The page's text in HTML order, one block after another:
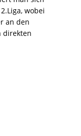
wobei
an den
direkten